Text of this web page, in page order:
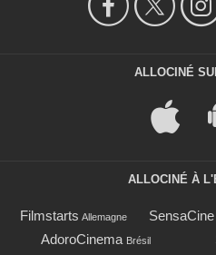
ALLOCINÉ
ALLOCINÉ À
Filmstarts Allemagne SensaCine
AdoroCinema Brésil